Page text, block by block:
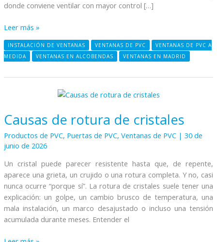
donde conviene ventilar con mayor control […]
Leer más »
INSTALACIÓN DE VENTANAS VENTANAS DE PVC
VENTANAS DE PVC A
MEDIDA
VENTANAS EN ALCOBENDAS VENTANAS EN MADRID
Causas de rotura de cristales
Productos de PVC, Puertas de PVC, Ventanas de PVC| 30 de
junio de 2026
Un cristal puede parecer resistente hasta que, de repente,
aparece una grieta, un crujido o una rotura completa. Y no, casi
nunca ocurre “porque sí”. La rotura de cristales suele tener una
explicación: un golpe, un cambio brusco de temperatura, una
mala instalación, un marco desajustado o incluso una tensión
acumulada durante meses. Entender el
rotura
de
cristales